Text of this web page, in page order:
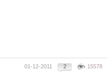
15578
2
01-12-2011